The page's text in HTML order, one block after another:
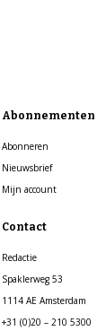
Abonnementen
Abonneren
Nieuwsbrief
Mijn account
Contact
Redactie
Spaklerweg 53
1114 AE Amsterdam
+31 (0)20 – 210 5300